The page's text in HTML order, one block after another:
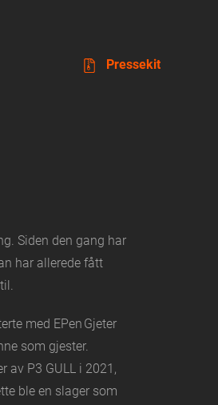
Pressekit
Siden den gang har
har allerede fått
med EPen Gjeter
som gjester.
av P3 GULL i 2021,
ble en slager som